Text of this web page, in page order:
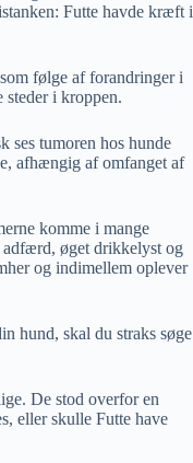
Futte havde kræft i
følge af forandringer i
steder i kroppen.
ses tumoren hos hunde
afhængig af omfanget af
komme i mange
øget drikkelyst og
og indimellem oplever
hund, skal du straks søge
De stod overfor en
eller skulle Futte have